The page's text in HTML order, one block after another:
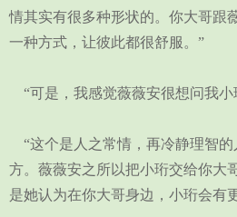
情其实有很多种形状的。你大哥跟
一种方式，让彼此都很舒服。”
“可是，我感觉薇薇安很想问我小
“这个是人之常情，再冷静理智
方。薇薇安之所以把小珩交给你大
是她认为在你大哥身边，小珩会有